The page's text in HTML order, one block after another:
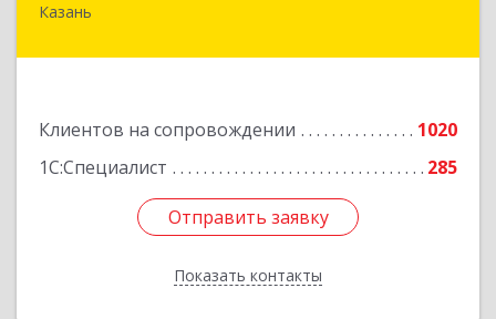
Казань
Клиентов на сопровождении
1020
1С:Специалист
285
Отправить заявку
Показать контакты
420088, Татарстан Респ, Казань г, Победы пр-
Отправить заявку
Назад